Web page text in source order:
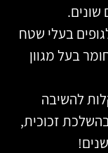
בעלי שטח
בעל מגוון
להשיבה
זכוכית,